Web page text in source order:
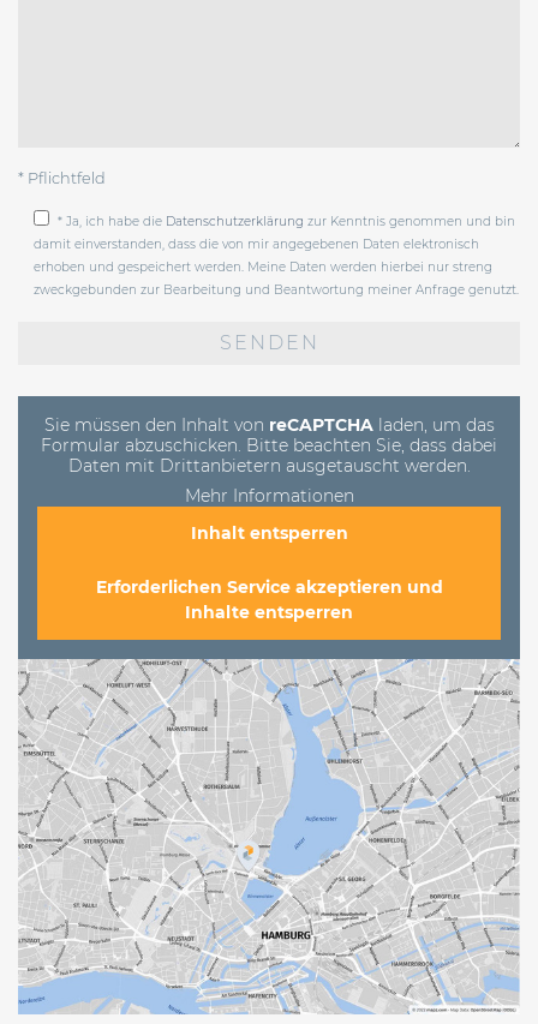
* Pflichtfeld
* Ja, ich habe die Datenschutzerklärung zur Kenntnis genommen und bin
damit einverstanden, dass die von mir angegebenen Daten elektronisch
erhoben und gespeichert werden. Meine Daten werden hierbei nur streng
zweckgebunden zur Bearbeitung und Beantwortung meiner Anfrage genutzt.
Sie müssen den Inhalt von reCAPTCHAladen, um das
Formular abzuschicken. Bitte beachten Sie, dass dabei
Daten mit Drittanbietern ausgetauscht werden.
Mehr Informationen
Inhalt entsperren
Erforderlichen Service akzeptieren und
Inhalte entsperren